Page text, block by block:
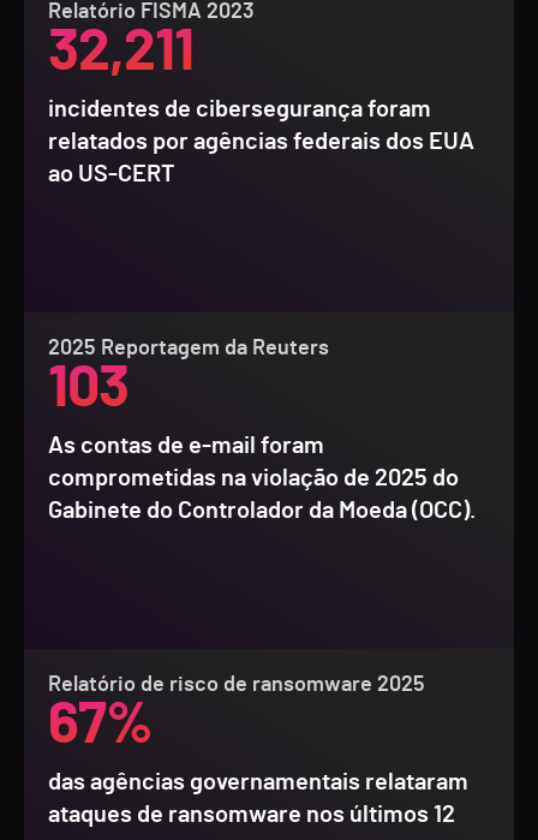
Relatório FISMA 2023
32,211
incidentes de cibersegurança foram
relatados por agências federais dos EUA
ao US-CERT
2025 Reportagem da Reuters
103
As contas de e-mail foram
comprometidas na violação de 2025 do
Gabinete do Controlador da Moeda (OCC).
Relatório de risco de ransomware 2025
67%
das agências governamentais relataram
ataques de ransomware nos últimos 12